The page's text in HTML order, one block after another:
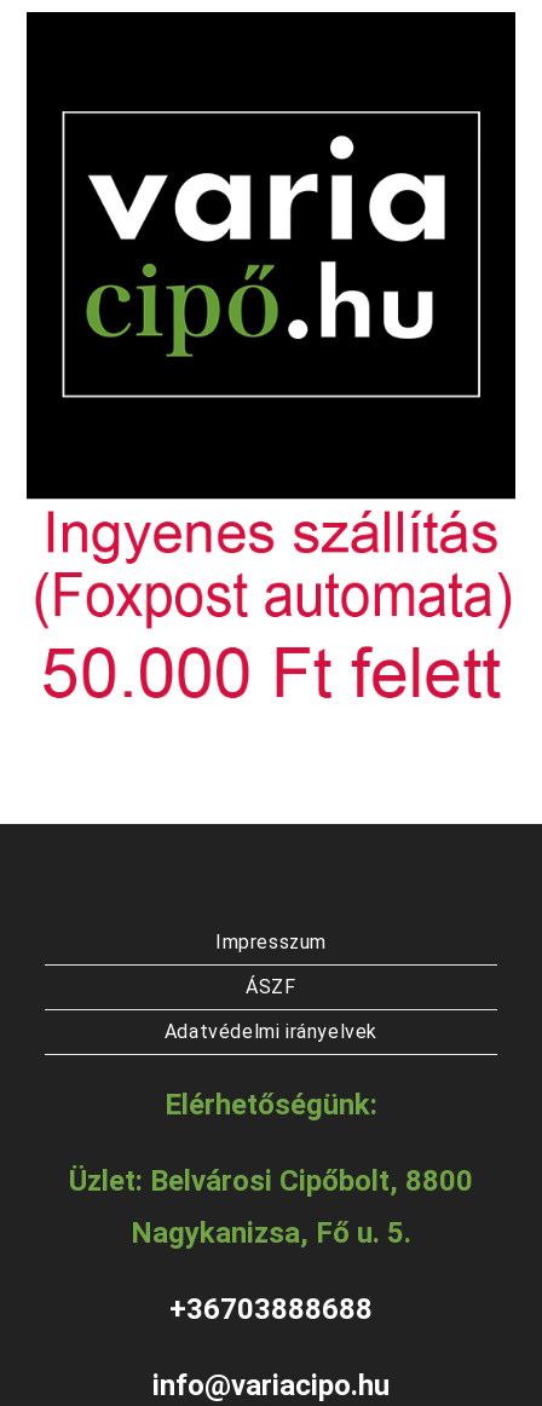
Impresszum
ÁSZF
Adatvédelmi irányelvek
Elérhetőségünk:
Üzlet: Belvárosi Cipőbolt, 8800
Nagykanizsa, Fő u. 5.
+36703888688
info@variacipo.hu